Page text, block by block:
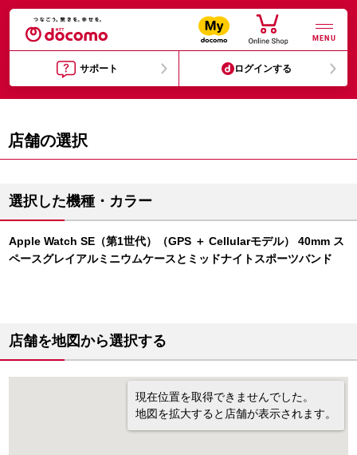
MENU
サポート ログインする
店舗の選択
選択した機種・カラー
Apple Watch SE（第1世代）（GPS ＋ Cellularモデル） 40mm ス
ペースグレイアルミニウムケースとミッドナイトスポーツバンド
店舗を地図から選択する
現在位置を取得できませんでした。
地図を拡大すると店舗が表示されます。